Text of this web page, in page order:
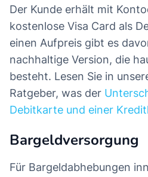
Der Kunde erhält mit
kostenlose Visa Card als
einen Aufpreis gibt es
nachhaltige Version, die
besteht. Lesen Sie in
Ratgeber, was der
Debitkarte und einer
Bargeldversorgung
Für Bargeldabhebungen